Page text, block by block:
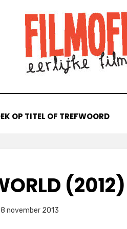
OP TITEL OF TREFWOORD
(2012)
Filmofiel.nl
november 2013